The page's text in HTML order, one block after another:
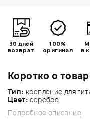
Коротко о
Тип: крепление для
Цвет: серебро
Подробное описание
30 дней
возврат
100%
оригинал
в